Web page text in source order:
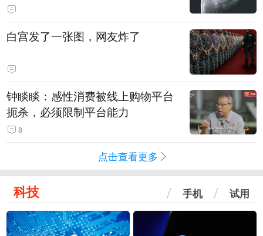
白宫发了一张图，网友炸了
钟睒睒：感性消费被线上购物平台
扼杀，必须限制平台能力
8
点击查看更多
科技 手机 试用